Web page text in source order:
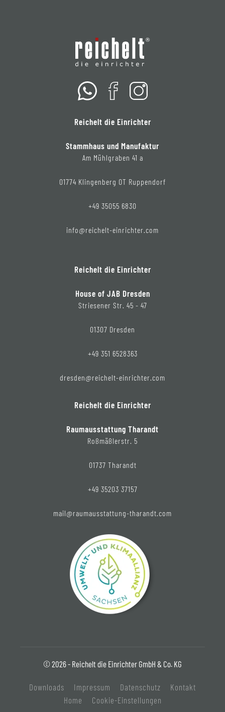
Reichelt die Einrichter
Stammhaus und Manufaktur
Am Mühlgraben 41 a
01774 Klingenberg OT Ruppendorf
+49 35055 6830
info@reichelt-einrichter.com
Reichelt die Einrichter
House of JAB Dresden
Striesener Str. 45 - 47
01307 Dresden
+49 351 6528363
dresden@reichelt-einrichter.com
Reichelt die Einrichter
Raumausstattung Tharandt
Roßmäßlerstr. 5
01737 Tharandt
+49 35203 37157
mail@raumausstattung-tharandt.com
© 2026 - Reichelt die Einrichter GmbH & Co. KG
Downloads Impressum Datenschutz
Kontakt
Home
Cookie-Einstellungen